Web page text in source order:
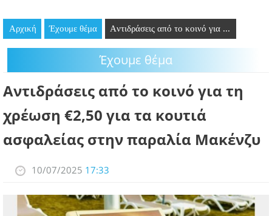
ΘΕΣΕΙΣ ΕΡΓΑΣΙΑΣ
ΠΡΟΣΩΠΑ
ΛΑΡΝΑΚΑ 2030
Αρχική Έχουμε θέμα Aντιδράσεις από το κοινό για ...
Έχουμε θέμα
Aντιδράσεις από το κοινό για τη
χρέωση €2,50 για τα κουτιά
ασφαλείας στην παραλία Μακένζυ
10/07/2025 17:33